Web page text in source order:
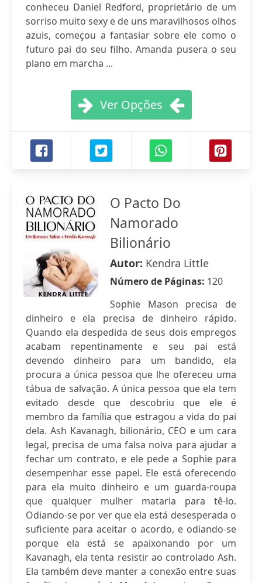
conheceu Daniel Redford, proprietário de um
sorriso muito sexy e de uns maravilhosos olhos
azuis, começou a fantasiar sobre ele como o
futuro pai do seu filho. Amanda pusera o seu
plano em marcha ...
Ver Opções
O Pacto Do
Namorado
Bilionário
Autor: Kendra Little
Número de Páginas: 120
Sophie Mason precisa de
dinheiro e ela precisa de dinheiro rápido.
Quando ela despedida de seus dois empregos
acabam repentinamente e seu pai está
devendo dinheiro para um bandido, ela
procura a única pessoa que lhe ofereceu uma
tábua de salvação. A única pessoa que ela tem
evitado desde que descobriu que ele é
membro da família que estragou a vida do pai
dela. Ash Kavanagh, bilionário, CEO e um cara
legal, precisa de uma falsa noiva para ajudar a
fechar um contrato, e ele pede a Sophie para
desempenhar esse papel. Ele está oferecendo
para ela muito dinheiro e um guarda-roupa
que qualquer mulher mataria para tê-lo.
Odiando-se por ver que ela está desesperada o
suficiente para aceitar o acordo, e odiando-se
porque ela está se apaixonando por um
Kavanagh, ela tenta resistir ao controlado Ash.
Ela também deve manter a conexão entre suas